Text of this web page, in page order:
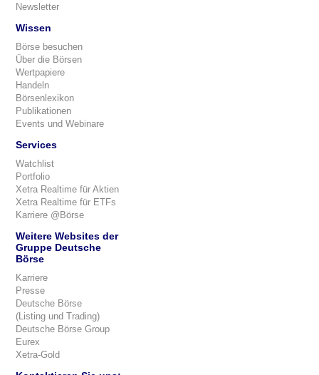
Newsletter
Wissen
Börse besuchen
Über die Börsen
Wertpapiere
Handeln
Börsenlexikon
Publikationen
Events und Webinare
Services
Watchlist
Portfolio
Xetra Realtime für Aktien
Xetra Realtime für ETFs
Karriere @Börse
Weitere Websites der
Gruppe Deutsche
Börse
Karriere
Presse
Deutsche Börse
(Listing und Trading)
Deutsche Börse Group
Eurex
Xetra-Gold